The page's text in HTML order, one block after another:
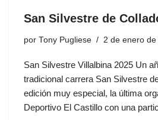
San Silvestre de
por Tony Pugliese 2 de enero de
San Silvestre Villalbina 2025 Un
tradicional carrera San Silvestre
edición muy especial, la última
Deportivo El Castillo con una